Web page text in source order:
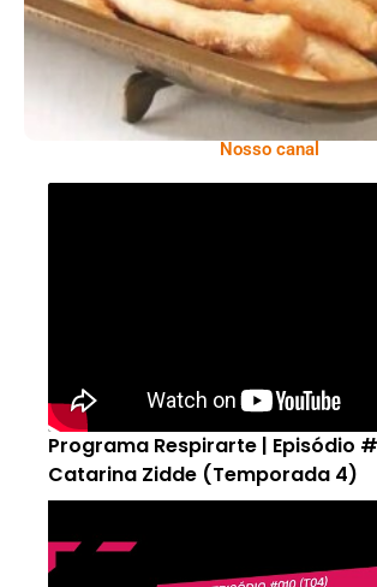
Nosso canal
Programa Respirarte | Episódio
Catarina Zidde (Temporada 4)